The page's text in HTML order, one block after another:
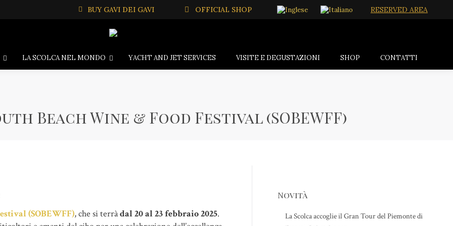
BUY GAVI DEI GAVI OFFICIAL SHOP RESERVED AREA
LA SCOLCA NEL MONDO YACHT AND JET SERVICES VISITE E DEGUSTAZIONI SHOP CONTATTI
Beach Wine & Food Festival (SOBEWFF)
(SOBEWFF), che si terràdal 20 al 23 febbraio 2025.
Novità
La Scolca accoglie il Gran Tour del Piemonte di